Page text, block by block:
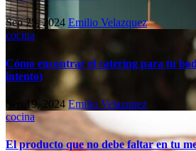
Sep 25, 2024 Emilio Velazquez
cocina
Cómo encontrar el catering para tu
intento)
Sep 19, 2024Emilio Velazquez
cocina
El producto que no debe faltar en tu